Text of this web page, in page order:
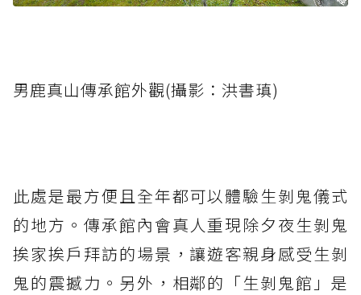
男鹿真山傳承館外觀(攝影：洪書瑱)
此處是最方便且全年都可以體驗生剝鬼儀式
的地方。傳承館內會真人重現除夕夜生剝鬼
挨家挨戶拜訪的場景，讓遊客親身感受生剝
鬼的震撼力。另外，相鄰的「生剝鬼館」是